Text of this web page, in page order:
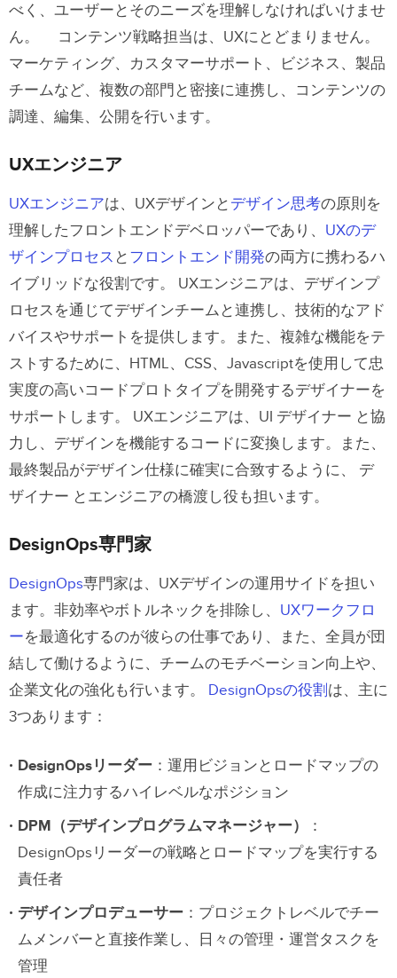
べく、ユーザーとそのニーズを理解しなければいけませ
ん。
コンテンツ戦略担当は、UXにとどまりません。
マーケティング、カスタマーサポート、ビジネス、製品
チームなど、複数の部門と密接に連携し、コンテンツの
調達、編集、公開を行います。
UXエンジニア
UXエンジニアは、UXデザインと デザイン思考の原則を
理解したフロントエンドデベロッパーであり、 UXのデ
ザインプロセス と フロントエンド開発の両方に携わるハ
イブリッドな役割です。
UXエンジニアは、デザインプ
ロセスを通じてデザインチームと連携し、技術的なアド
バイスやサポートを提供します。また、複雑な機能をテ
ストするために、HTML、CSS、Javascriptを使用して忠
実度の高いコードプロトタイプを開発するデザイナーを
サポートします。
UXエンジニアは、UI デザイナー と協
力し、デザインを機能するコードに変換します。また、
最終製品がデザイン仕様に確実に合致するように、 デ
ザイナー とエンジニアの橋渡し役も担います。
DesignOps専門家
DesignOps専門家は、UXデザインの運用サイドを担い
ます。非効率やボトルネックを排除し、 UXワークフロ
ーを最適化するのが彼らの仕事であり、また、全員が団
結して働けるように、チームのモチベーション向上や、
企業文化の強化も行います。
DesignOpsの役割 は、主に
3つあります：
DesignOpsリーダー ：運用ビジョンとロードマップの
作成に注力するハイレベルなポジション
DPM（デザインプログラムマネージャー）
：
DesignOpsリーダーの戦略とロードマップを実行する
責任者
デザインプロデューサー ：プロジェクトレベルでチー
ムメンバーと直接作業し、日々の管理・運営タスクを
管理